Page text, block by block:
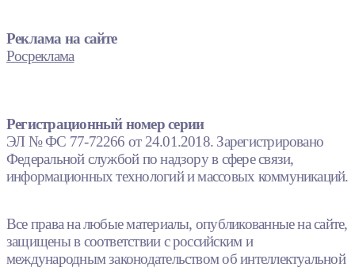
Реклама на сайте
Росреклама
Регистрационный номер серии
ЭЛ № ФС 77-72266 от 24.01.2018. Зарегистрировано
Федеральной службой по надзору в сфере связи,
информационных технологий и массовых коммуникаций.
Все права на любые материалы, опубликованные на сайте,
защищены в соответствии с российским и
международным законодательством об интеллектуальной